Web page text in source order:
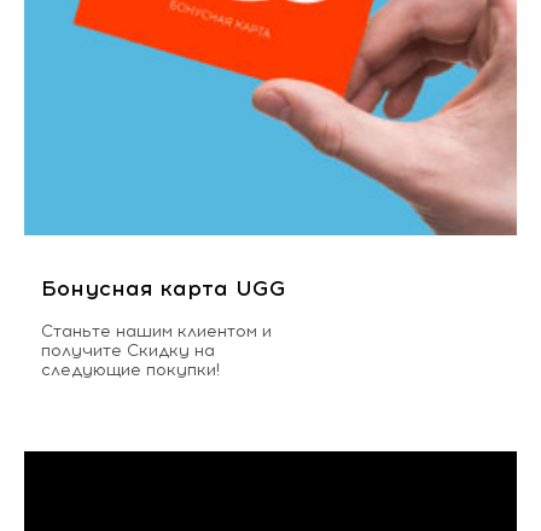
Бонусная карта UGG
Станьте нашим клиентом и
получите Скидку на
следующие покупки!